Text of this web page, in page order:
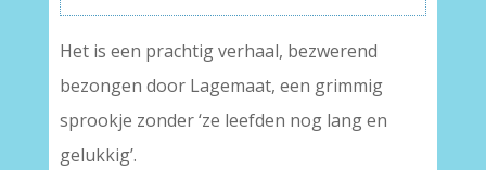
Het is een prachtig verhaal, bezwerend
bezongen door Lagemaat, een grimmig
sprookje zonder ‘ze leefden nog lang en
gelukkig’.